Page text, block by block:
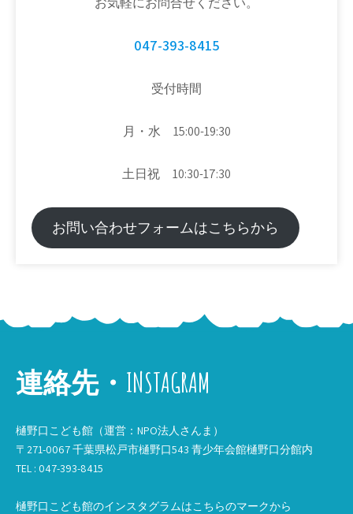
047-393-8415
受付時間
月・水 15:00-19:30
土日祝 10:30-17:30
お問い合わせフォームはこちらから
連絡先・INSTAGRAM
樋野口こども館（運営：NPO法人さんま）
〒271-0067 千葉県松戸市樋野口543 青少年会館樋野口分館内
TEL : 047-393-8415
樋野口こども館のインスタグラムはこちらのマークから